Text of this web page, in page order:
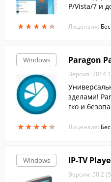
★★★★★
★★★★★
P/Vista/7 и
Лицензия:
Windows
★★★★★
★★★★★
Paragon
Версия: 2014
зделами!
гко и
Лицензия:
Windows IP-TV
Версия: 50.2